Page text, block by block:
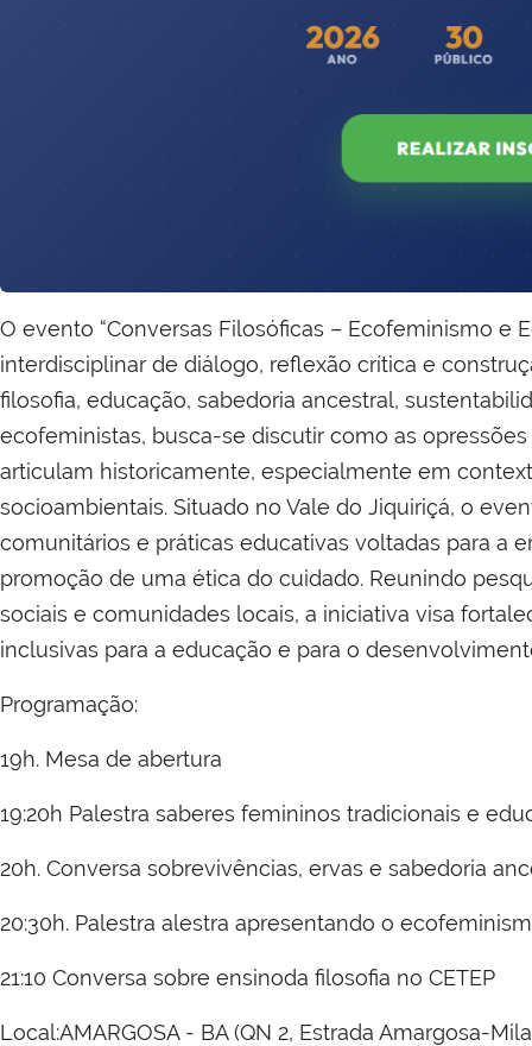
O evento “Conversas Filosóficas – Ecofeminismo e
interdisciplinar de diálogo, reflexão crítica e
filosofia, educação, sabedoria ancestral,
ecofeministas, busca-se discutir como as
articulam historicamente, especialmente em
socioambientais. Situado no Vale do Jiquiriçá, o
comunitários e práticas educativas voltadas para a
promoção de uma ética do cuidado. Reunindo
sociais e comunidades locais, a iniciativa visa
inclusivas para a educação e para o
Programação:
19h. Mesa de abertura
19:20h Palestra saberes femininos tradicionais e
20h. Conversa sobrevivências, ervas e sabedoria
20:30h. Palestra alestra apresentando o
21:10 Conversa sobre ensinoda filosofia no CETEP
Local:AMARGOSA - BA (QN 2, Estrada Amargosa-